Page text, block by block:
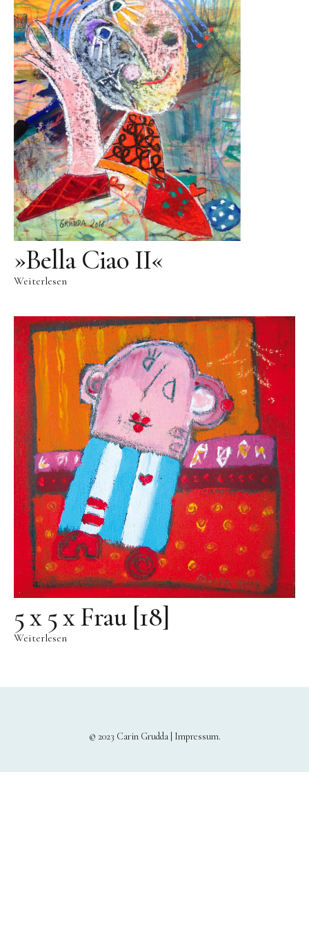
Gießereien
Gießerei Rom
Blau-Miau
Der verträumte König
Rastender Narr
Der Sprung
Wolkenpelztier
Gießerei Volvera/Turin
Papagena
Videos
Literatur
Kontakt
Kontakt
Wegbeschreibung
Impressum
Datenschutz
»Bella Ciao II«
Weiterlesen
5 x 5 x Frau [18]
Weiterlesen
© 2023 Carin Grudda | Impressum